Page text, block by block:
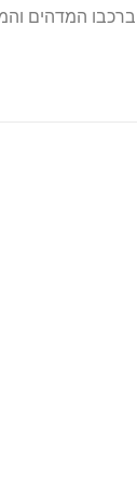
המדהים